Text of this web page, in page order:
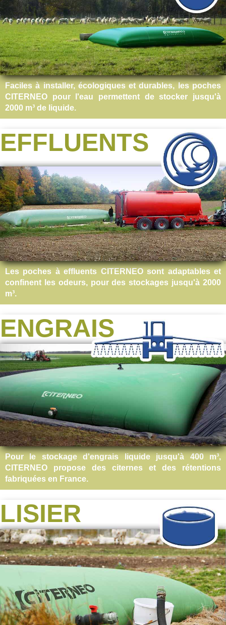
Faciles à installer, écologiques et durables, les poches
CITERNEO pour l'eau permettent de stocker jusqu'à
2000 m³ de liquide.
EFFLUENTS
Les poches à effluents CITERNEO sont adaptables et
confinent les odeurs, pour des stockages jusqu'à 2000
m³.
ENGRAIS
Pour le stockage d'engrais liquide jusqu'à 400 m³,
CITERNEO propose des citernes et des rétentions
fabriquées en France.
LISIER